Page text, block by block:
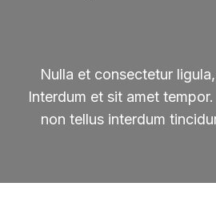
Nulla et consectetur
Interdum et sit amet
non tellus interdum